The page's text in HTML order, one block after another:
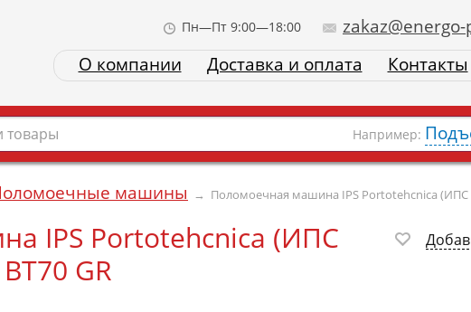
Пн—Пт 9:00—18:00
О компании
Доставка и оплата Контакты
Например:
машины → Поломоечная машина IPS Portotehcnica (ИПС
IPS Portotehcnica (ИПС
GR